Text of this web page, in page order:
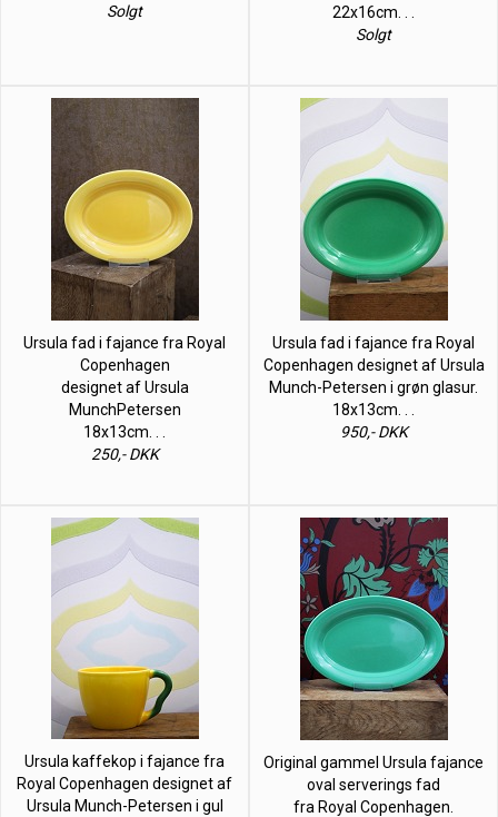
Solgt
22x16cm. . .
Solgt
Ursula fad i fajance fra Royal
Copenhagen
designet af Ursula
MunchPetersen
18x13cm. . .
250,- DKK
Ursula fad i fajance fra Royal
Copenhagen designet af Ursula
Munch-Petersen i grøn glasur.
18x13cm. . .
950,- DKK
Ursula kaffekop i fajance fra
Royal Copenhagen designet af
Ursula Munch-Petersen i gul
Original gammel Ursula fajance
oval serverings fad
fra Royal Copenhagen.